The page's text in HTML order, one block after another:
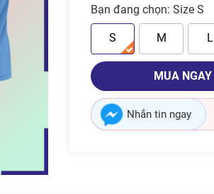
Bạn đang chọn: Size S
S M L
MUA NGAY
Nhắn tin ngay